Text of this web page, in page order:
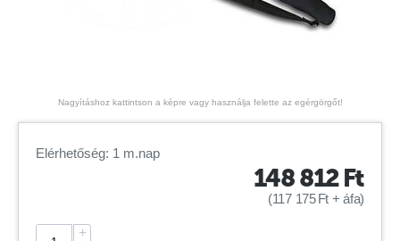
Nagyításhoz kattintson a képre vagy használja felette az egérgörgőt!
Elérhetőség: 1 m.nap
148 812Ft
(117 175Ft + áfa)
+